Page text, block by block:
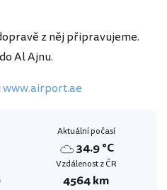
z něj připravujeme.
Al Ajnu.
www.airport.ae
Aktuální počasí
34.9 °C
Vzdálenost z ČR
4564 km